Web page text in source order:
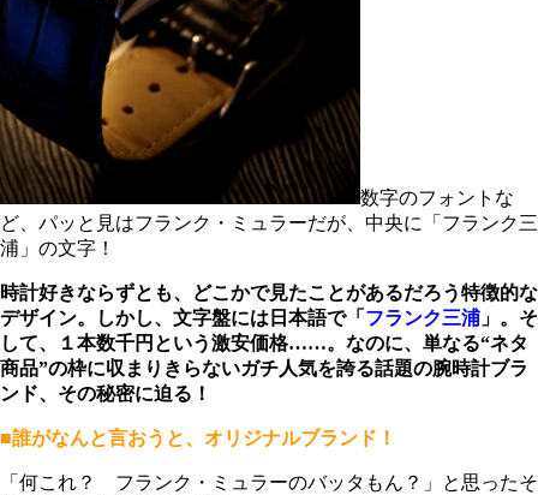
数字のフォントな
ど、パッと見はフランク・ミュラーだが、中央に「フランク三
浦」の文字！
時計好きならずとも、どこかで見たことがあるだろう特徴的な
デザイン。しかし、文字盤には日本語で「 フランク三浦 」。そ
して、１本数千円という激安価格……。なのに、単なる“ネタ
商品”の枠に収まりきらないガチ人気を誇る話題の腕時計ブラ
ンド、その秘密に迫る！
■誰がなんと言おうと、オリジナルブランド！
「何これ？ フランク・ミュラーのバッタもん？」と思ったそ